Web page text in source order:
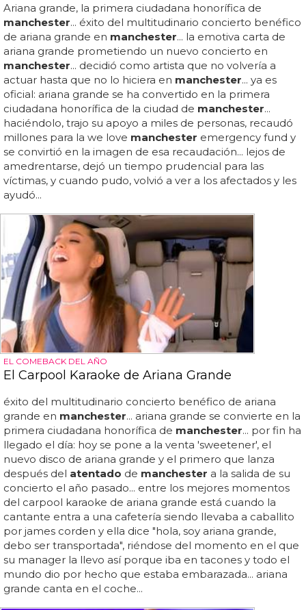
Ariana grande, la primera ciudadana honorífica de
manchester... éxito del multitudinario concierto benéfico
de ariana grande en manchester... la emotiva carta de
ariana grande prometiendo un nuevo concierto en
manchester... decidió como artista que no volvería a
actuar hasta que no lo hiciera en manchester... ya es
oficial: ariana grande se ha convertido en la primera
ciudadana honorífica de la ciudad de manchester...
haciéndolo, trajo su apoyo a miles de personas, recaudó
millones para la we love manchester emergency fund y
se convirtió en la imagen de esa recaudación... lejos de
amedrentarse, dejó un tiempo prudencial para las
víctimas, y cuando pudo, volvió a ver a los afectados y les
ayudó...
EL COMEBACK DEL AÑO
El Carpool Karaoke de Ariana Grande
éxito del multitudinario concierto benéfico de ariana
grande en manchester... ariana grande se convierte en la
primera ciudadana honorífica de manchester... por fin ha
llegado el día: hoy se pone a la venta 'sweetener', el
nuevo disco de ariana grande y el primero que lanza
después del atentado de manchester a la salida de su
concierto el año pasado... entre los mejores momentos
del carpool karaoke de ariana grande está cuando la
cantante entra a una cafetería siendo llevaba a caballito
por james corden y ella dice "hola, soy ariana grande,
debo ser transportada", riéndose del momento en el que
su manager la llevo así porque iba en tacones y todo el
mundo dio por hecho que estaba embarazada... ariana
grande canta en el coche...